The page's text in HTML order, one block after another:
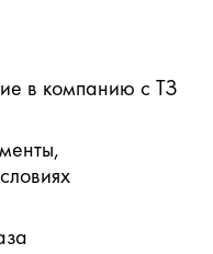
в компанию с ТЗ